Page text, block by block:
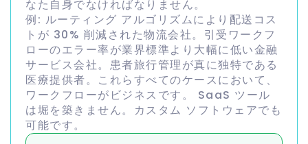
なた自身でなければなりません。
例: ルーティング アルゴリズムにより配送コス
トが 30% 削減された物流会社。引受ワークフ
ローのエラー率が業界標準より大幅に低い金融
サービス会社。患者旅行管理が真に独特である
医療提供者。これらすべてのケースにおいて、
ワークフローがビジネスです。 SaaS ツール
は堀を築きません。カスタム ソフトウェアでも
可能です。